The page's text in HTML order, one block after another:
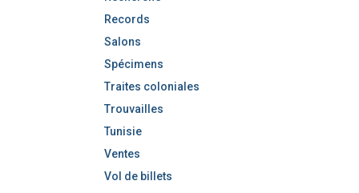
Records
Salons
Spécimens
Traites coloniales
Trouvailles
Tunisie
Ventes
Vol de billets